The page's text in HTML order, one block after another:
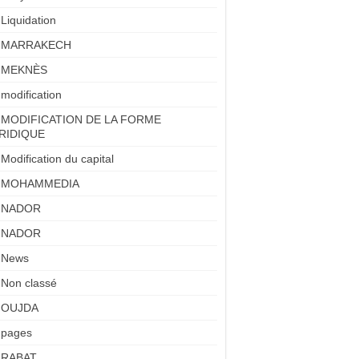
Liquidation
MARRAKECH
MEKNÈS
modification
MODIFICATION DE LA FORME
Modification du capital
MOHAMMEDIA
NADOR
NADOR
News
Non classé
OUJDA
pages